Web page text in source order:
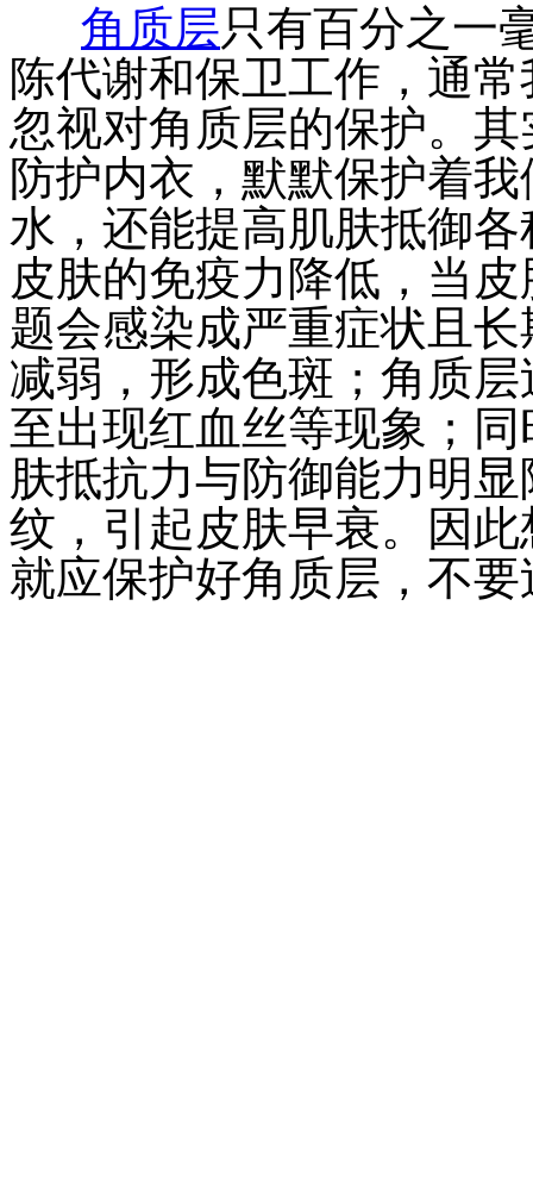
角质层只有百分之一
陈代谢和保卫工作，通
忽视对角质层的保护。
防护内衣，默默保护着
水，还能提高肌肤抵御
皮肤的免疫力降低，当
题会感染成严重症状且
减弱，形成色斑；角质
至出现红血丝等现象；
肤抵抗力与防御能力明
纹，引起皮肤早衰。因
就应保护好角质层，不